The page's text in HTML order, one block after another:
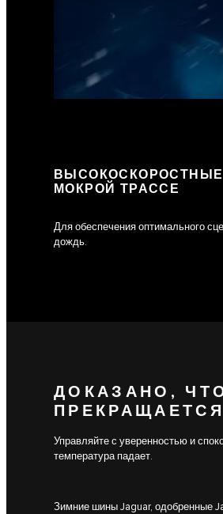
МОКРОЙ ТРАССЕ
Для обеспечения оптимального
дождь.
ДОКАЗАНО,
Управляйте с уверенностью и
температура падает.
Зимние шины Jaguar, одобренные